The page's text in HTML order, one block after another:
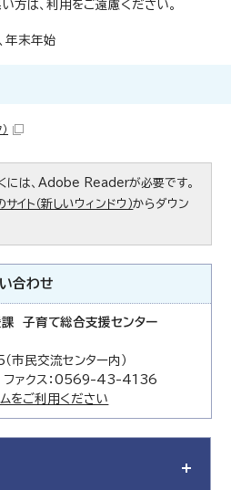
い方は、利用をご遠慮ください。
年末年始
には、Adobe Readerが必要です。
イト（新しいウィンドウ）からダウン
合わせ
子育て総合支援センター
民交流センター内）
ァクス：0569-43-4136
をご利用ください